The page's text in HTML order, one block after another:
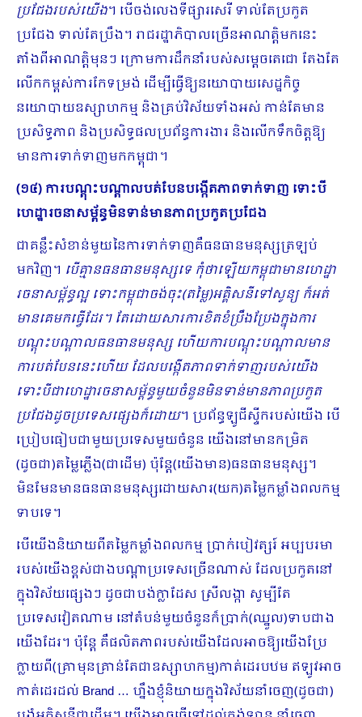
ប្រជែងរបស់យើង។ បើចង់លេងទីផ្សារសេរី ទាល់តែប្រកួត
ប្រជែង ទាល់តែប្រឹង។ រាជរដ្ឋាភិបាលច្រើនអាណត្តិមកនេះ
តាំងពីអាណត្តិមុនៗ ក្រោមការដឹកនាំរបស់សម្តេចតេជោ តែងតែ
លើកកម្ពស់ការកែទម្រង់ ដើម្បីធ្វើឱ្យនយោបាយសេដ្ឋកិច្ច
នយោបាយឧស្សាហកម្ម និងគ្រប់វិស័យទាំងអស់ កាន់តែមាន
ប្រសិទ្ធភាព និងប្រសិទ្ធផលប្រព័ន្ធការងារ និងលើកទឹកចិត្តឱ្យ
មានការទាក់ទាញមកកម្ពុជា។
(១៤) ការបណ្តុះបណ្តាលបត់បែនបង្កើតភាពទាក់ទាញ ទោះបី
ហេដ្ឋារចនាសម្ព័ន្ធមិនទាន់មានភាពប្រកួតប្រជែង
ជាគន្លឹះសំខាន់មួយនៃការទាក់ទាញគឺធនធានមនុស្សត្រឡប់
មកវិញ។ បើគ្មានធនធានមនុស្សទេ កុំថាឡើយកម្ពុជាមានហេដ្ឋា
រចនាសម្ព័ន្ធល្អ ទោះកម្ពុជាចង់ចុះ(តម្លៃ)អគ្គិសនីទៅសូន្យ ក៏អត់
មានគេមកធ្វើដែរ។ តែដោយសារការខិតខំប្រឹងប្រែងក្នុងការ
បណ្តុះបណ្តាលធនធានមនុស្ស ហើយការបណ្តុះបណ្តាលមាន
ការបត់បែននេះហើយ ដែលបង្កើតភាពទាក់ទាញរបស់យើង
ទោះបីជាហេដ្ឋារចនាសម្ព័ន្ធមួយចំនួនមិនទាន់មានភាពប្រកួត
ប្រជែងដូចប្រទេសផ្សេងក៏ដោយ។ ប្រព័ន្ធឡូជីស្ទីករបស់យើង បើ
ប្រៀបធៀបជាមួយប្រទេសមួយចំនួន យើងនៅមានកម្រិត
(ដូចជា)តម្លៃភ្លើង(ជាដើម) ប៉ុន្តែ(យើងមាន)ធនធានមនុស្ស។
មិនមែនមានធនធានមនុស្សដោយសារ(យក)តម្លៃកម្លាំងពលកម្ម
ទាបទេ។
បើយើងនិយាយពីតម្លៃកម្លាំងពលកម្ម ប្រាក់បៀវត្សរ៍ អប្បបរមា
របស់យើងខ្ពស់ជាងបណ្តាប្រទេសច្រើនណាស់ ដែលប្រកួតនៅ
ក្នុងវិស័យផ្សេងៗ ដូចជាបង់ក្លាដែស ស្រីលង្កា សូម្បីតែ
ប្រទេសវៀតណាម នៅតំបន់មួយចំនួនក៏ប្រាក់(ឈ្នួល)ទាបជាង
យើងដែរ។ ប៉ុន្តែ គឺផលិតភាពរបស់យើងដែលអាចឱ្យយើងប្រែ
ក្លាយពី(គ្រាមុនគ្រាន់តែជាឧស្សាហកម្ម)កាត់ដេរបឋម ឥឡូវអាច
កាត់ដេរដល់ Brand … ហ្នឹងខ្ញុំនិយាយក្នុងវិស័យនាំចេញ(ដូចជា)